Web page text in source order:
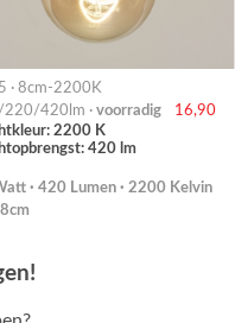
· 8cm-2200K
420lm · voorradig
16,90
2200 K
420 lm
· 420 Lumen · 2200 Kelvin